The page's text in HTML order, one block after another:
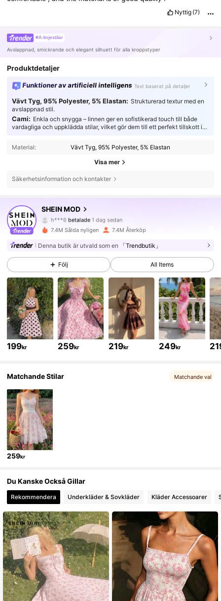
Nyttig (7)
#A-linjestilar
Avslappnad, smickrande och elegant silhuett för alla kroppstyper
Produktdetaljer
Funktioner av artificiell intelligens Text baserat på detaljer
Vävt Tyg, 95% Polyester, 5% Elastan: Strukturerad textur med en
avslappnad stil.
Cami: Enkla och snygga – linnen ger en sofistikerad touch till både
vardagliga och uppklädda stilar, vilket gör dem till ett perfekt tillskott i
Material:
Vävt Tyg, 95% Polyester, 5% Elastan
Visa mer
Säkerhetsinformation och kontakter
SHEIN MOD
h***6betalade
r***7följdeför 10 minuter sedan
4.82 3.3M Följare
4.82 3.3M Följare
4.82 3.3M Följare
4.82
4.82
4.82 3.3M Följare
4.82 3.3M Följare
7.4M Sålda nyligen 7.4M Återköp
Denna butik är utvald som en 「Trendbutik」
Följ All Items
199kr 259kr 219kr 249kr
Matchande Stilar Matchande val
259kr
Du Kanske Också Gillar
Rekommendera Underkläder & Sovkläder Kläder Accessoarer